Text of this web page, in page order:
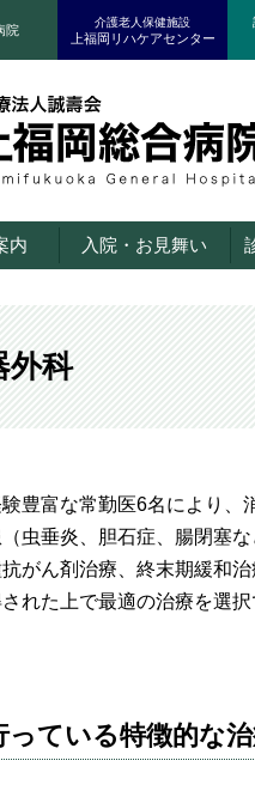
院
介護老人保健施設
上福岡リハケアセンター
内 入院・お見舞い
外科
豊富な常勤医6名により、
虫垂炎、胆石症、腸閉塞
がん剤治療、終末期緩和
れた上で最適の治療を選
っている特徴的な